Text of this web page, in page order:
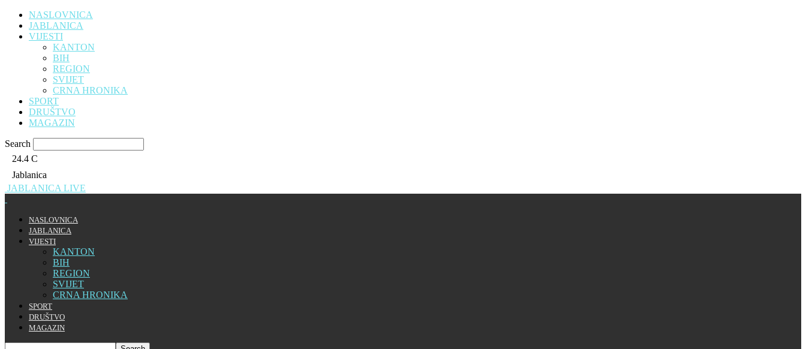
NASLOVNICA
JABLANICA
VIJESTI
KANTON
BIH
REGION
SVIJET
CRNA HRONIKA
SPORT
DRUŠTVO
MAGAZIN
Search
24.4 C
Jablanica
JABLANICA LIVE
NASLOVNICA
JABLANICA
VIJESTI
KANTON
BIH
REGION
SVIJET
CRNA HRONIKA
SPORT
DRUŠTVO
MAGAZIN